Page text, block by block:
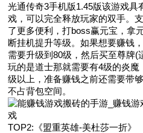
光通传奇3手机版1.45版该游戏
戏，可以完全释放玩家的双手。
了更多便利，打boss赢元宝，拿
断挂机提升等级。如果想要赚钱
需要升级到80级，然后买至尊牌
玩的是道士那就需要有4级的炎
级以上，准备赚钱之前还需要带
不占背包空间。
TOP2:《盟重英雄-美杜莎一折》